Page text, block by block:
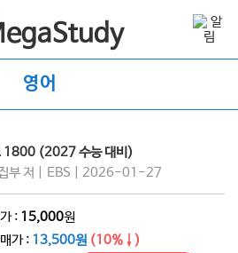
영어
1800 (2027 수능 대비)
집부 저 | EBS | 2026-01-27
: 15,000원
가 : 13,500원 (10%↓)